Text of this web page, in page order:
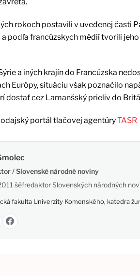
rokoch postavili v uvedenej časti
podľa francúzskych médií tvorili
a iných krajín do Francúzska
Európy, situáciu však poznačilo
dostať cez Lamanšský prieliv do
portál tlačovej agentúryTASR
/ Slovenské národné noviny
šéfredaktor Slovenských národných
fakulta Univerzity Komenského, katedra